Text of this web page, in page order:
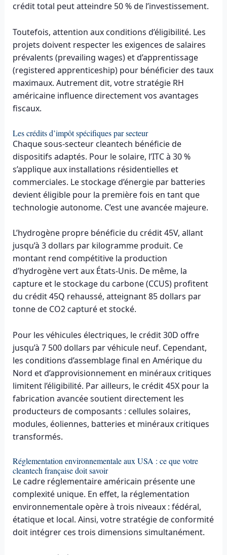
crédit total peut atteindre 50 % de l’investissement.
Toutefois, attention aux conditions d’éligibilité. Les
projets doivent respecter les exigences de salaires
prévalents (prevailing wages) et d’apprentissage
(registered apprenticeship) pour bénéficier des taux
maximaux. Autrement dit, votre stratégie RH
américaine influence directement vos avantages
fiscaux.
Les crédits d’impôt spécifiques par secteur
Chaque sous-secteur cleantech bénéficie de
dispositifs adaptés. Pour le solaire, l’ITC à 30 %
s’applique aux installations résidentielles et
commerciales. Le stockage d’énergie par batteries
devient éligible pour la première fois en tant que
technologie autonome. C’est une avancée majeure.
L’hydrogène propre bénéficie du crédit 45V, allant
jusqu’à 3 dollars par kilogramme produit. Ce
montant rend compétitive la production
d’hydrogène vert aux États-Unis. De même, la
capture et le stockage du carbone (CCUS) profitent
du crédit 45Q rehaussé, atteignant 85 dollars par
tonne de CO2 capturé et stocké.
Pour les véhicules électriques, le crédit 30D offre
jusqu’à 7 500 dollars par véhicule neuf. Cependant,
les conditions d’assemblage final en Amérique du
Nord et d’approvisionnement en minéraux critiques
limitent l’éligibilité. Par ailleurs, le crédit 45X pour la
fabrication avancée soutient directement les
producteurs de composants : cellules solaires,
modules, éoliennes, batteries et minéraux critiques
transformés.
Réglementation environnementale aux USA : ce que votre
cleantech française doit savoir
Le cadre réglementaire américain présente une
complexité unique. En effet, la réglementation
environnementale opère à trois niveaux : fédéral,
étatique et local. Ainsi, votre stratégie de conformité
doit intégrer ces trois dimensions simultanément.